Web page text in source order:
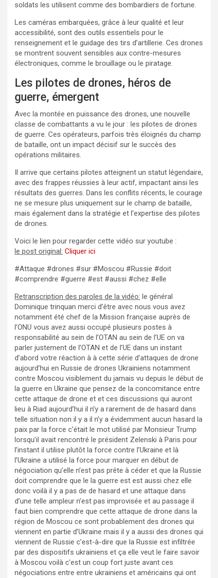
soldats les utilisent comme des bombardiers de fortune.
Les caméras embarquées, grâce à leur qualité et leur
accessibilité, sont des outils essentiels pour le
renseignement et le guidage des tirs d’artillerie. Ces drones
se montrent souvent sensibles aux contre-mesures
électroniques, comme le brouillage ou le piratage.
Les pilotes de drones, héros de
guerre, émergent
Avec la montée en puissance des drones, une nouvelle
classe de combattants a vu le jour : les pilotes de drones
de guerre. Ces opérateurs, parfois très éloignés du champ
de bataille, ont un impact décisif sur le succès des
opérations militaires.
Il arrive que certains pilotes atteignent un statut légendaire,
avec des frappes réussies à leur actif, impactant ainsi les
résultats des guerres. Dans les conflits récents, le courage
ne se mesure plus uniquement sur le champ de bataille,
mais également dans la stratégie et l’expertise des pilotes
de drones.
Voici le lien pour regarder cette vidéo sur youtube :
le post original: Cliquer ici
#Attaque #drones #sur #Moscou #Russie #doit
#comprendre #guerre #est #aussi #chez #elle
Retranscription des paroles de la vidéo: le général
Dominique trinquan merci d’être avec nous vous avez
notamment été chef de la Mission française auprès de
l’ONU vous avez aussi occupé plusieurs postes à
responsabilité au sein de l’OTAN au sein de l’UE on va
parler justement de l’OTAN et de l’UE dans un instant
d’abord votre réaction à à cette série d’attaques de drone
aujourd’hui en Russie de drones Ukrainiens notamment
contre Moscou visiblement du jamais vu depuis le début de
la guerre en Ukraine que pensez de la concomitance entre
cette attaque de drone et et ces discussions qui auront
lieu à Riad aujourd’hui il n’y a rarement de de hasard dans
telle situation non il y a il n’y a évidemment aucun hasard la
paix par la force c’était le mot utilisé par Monsieur Trump
lorsqu’il avait rencontré le président Zelenski à Paris pour
l’instant il utilise plutôt la force contre l’Ukraine et là
l’Ukraine a utilisé la force pour marquer en début de
négociation qu’elle n’est pas prête à céder et que la Russie
doit comprendre que le la guerre est est aussi chez elle
donc voilà il y a pas de de hasard et une attaque dans
d’une telle ampleur n’est pas improvisée et au passage il
faut bien comprendre que cette attaque de drone dans la
région de Moscou ce sont probablement des drones qui
viennent en partie d’Ukraine mais il y a aussi des drones qui
viennent de Russie c’est-à-dire que la Russie est infiltrée
par des dispositifs ukrainiens et ça elle veut le faire savoir
à Moscou voilà c’est un coup fort juste avant ces
négociations entre entre ukrainiens et américains qui ont